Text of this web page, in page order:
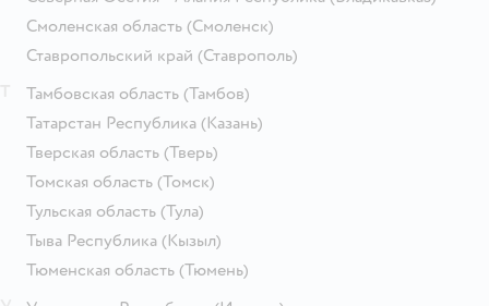
Смоленская область (Смоленск)
Ставропольский край (Ставрополь)
Тамбовская область (Тамбов)
Татарстан Республика (Казань)
Тверская область (Тверь)
Томская область (Томск)
Тульская область (Тула)
Тыва Республика (Кызыл)
Тюменская область (Тюмень)